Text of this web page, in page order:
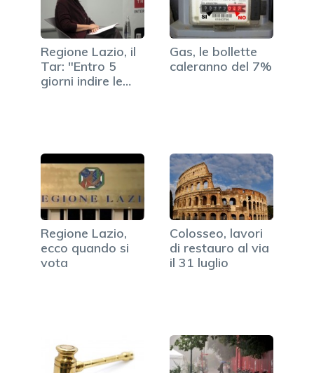
Regione Lazio, il
Tar: "Entro 5
giorni indire le
Gas, le bollette
caleranno del 7%
Regione Lazio,
ecco quando si
vota
Colosseo, lavori
di restauro al via
il 31 luglio